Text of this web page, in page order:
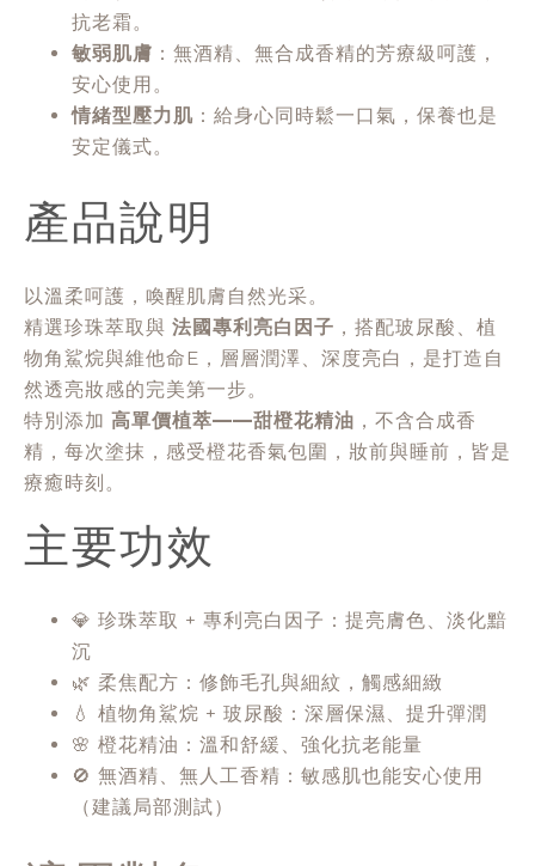
抗老霜。
敏弱肌膚 ：無酒精、無合成香精的芳療級呵護，
安心使用。
情緒型壓力肌 ：給身心同時鬆一口氣，保養也是
安定儀式。
產品說明
以溫柔呵護，喚醒肌膚自然光采。
精選珍珠萃取與 法國專利亮白因子 ，搭配玻尿酸、植
物角鯊烷與維他命E，層層潤澤、深度亮白，是打造自
然透亮妝感的完美第一步。
特別添加 高單價植萃——甜橙花精油 ，不含合成香
精，每次塗抹，感受橙花香氣包圍，妝前與睡前，皆是
療癒時刻。
主要功效
💎 珍珠萃取 + 專利亮白因子：提亮膚色、淡化黯
沉
🌿 柔焦配方：修飾毛孔與細紋，觸感細緻
💧 植物角鯊烷 + 玻尿酸：深層保濕、提升彈潤
🌸 橙花精油：溫和舒緩、強化抗老能量
🚫 無酒精、無人工香精：敏感肌也能安心使用
（建議局部測試）